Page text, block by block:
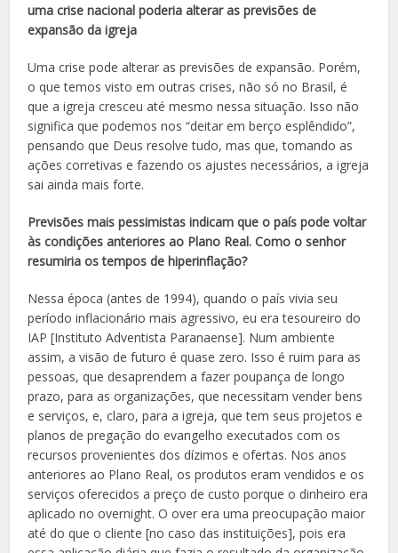
uma crise nacional poderia alterar as previsões de
expansão da igreja
Uma crise pode alterar as previsões de expansão. Porém,
o que temos visto em outras crises, não só no Brasil, é
que a igreja cresceu até mesmo nessa situação. Isso não
significa que podemos nos “deitar em berço esplêndido”,
pensando que Deus resolve tudo, mas que, tomando as
ações corretivas e fazendo os ajustes necessários, a igreja
sai ainda mais forte.
Previsões mais pessimistas indicam que o país pode voltar
às condições anteriores ao Plano Real. Como o senhor
resumiria os tempos de hiperinflação?
Nessa época (antes de 1994), quando o país vivia seu
período inflacionário mais agressivo, eu era tesoureiro do
IAP [Instituto Adventista Paranaense]. Num ambiente
assim, a visão de futuro é quase zero. Isso é ruim para as
pessoas, que desaprendem a fazer poupança de longo
prazo, para as organizações, que necessitam vender bens
e serviços, e, claro, para a igreja, que tem seus projetos e
planos de pregação do evangelho executados com os
recursos provenientes dos dízimos e ofertas. Nos anos
anteriores ao Plano Real, os produtos eram vendidos e os
serviços oferecidos a preço de custo porque o dinheiro era
aplicado no overnight. O over era uma preocupação maior
até do que o cliente [no caso das instituições], pois era